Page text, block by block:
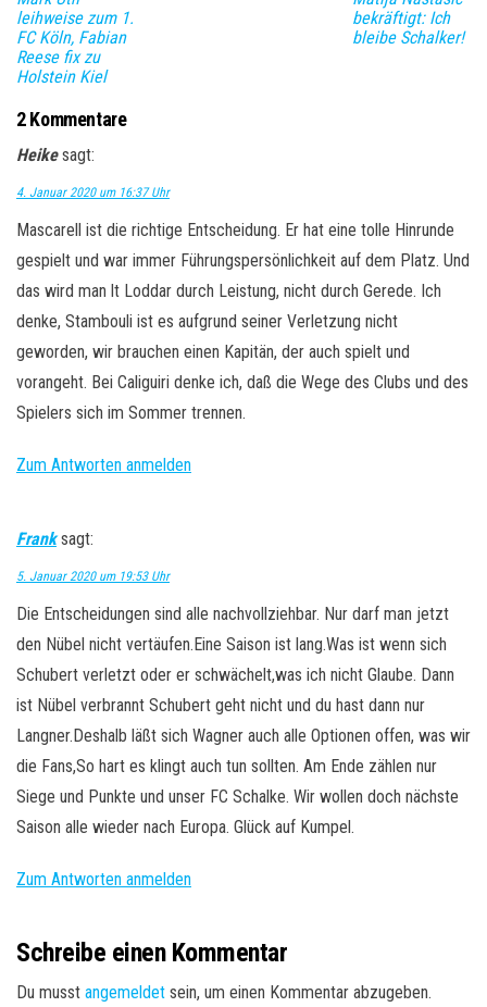
leihweise zum 1.
FC Köln, Fabian
Reese fix zu
Holstein Kiel
bekräftigt: Ich
bleibe Schalker!
2 Kommentare
Heike sagt:
4. Januar 2020 um 16:37 Uhr
Mascarell ist die richtige Entscheidung. Er hat eine tolle Hinrunde
gespielt und war immer Führungspersönlichkeit auf dem Platz. Und
das wird man lt Loddar durch Leistung, nicht durch Gerede. Ich
denke, Stambouli ist es aufgrund seiner Verletzung nicht
geworden, wir brauchen einen Kapitän, der auch spielt und
vorangeht. Bei Caliguiri denke ich, daß die Wege des Clubs und des
Spielers sich im Sommer trennen.
Zum Antworten anmelden
Frank sagt:
5. Januar 2020 um 19:53 Uhr
Die Entscheidungen sind alle nachvollziehbar. Nur darf man jetzt
den Nübel nicht vertäufen.Eine Saison ist lang.Was ist wenn sich
Schubert verletzt oder er schwächelt,was ich nicht Glaube. Dann
ist Nübel verbrannt Schubert geht nicht und du hast dann nur
Langner.Deshalb läßt sich Wagner auch alle Optionen offen, was wir
die Fans,So hart es klingt auch tun sollten. Am Ende zählen nur
Siege und Punkte und unser FC Schalke. Wir wollen doch nächste
Saison alle wieder nach Europa. Glück auf Kumpel.
Zum Antworten anmelden
Schreibe einen Kommentar
Du musst angemeldet sein, um einen Kommentar abzugeben.